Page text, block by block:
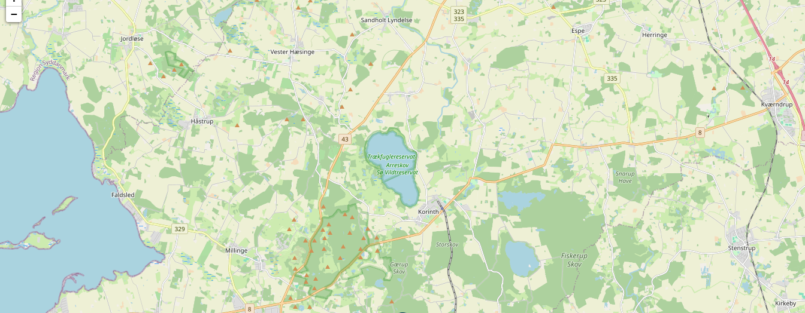
−